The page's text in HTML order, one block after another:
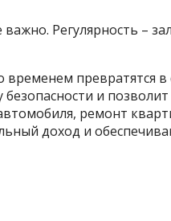
Регулярность –
временем превратятся
и позволит
ремонт
доход и